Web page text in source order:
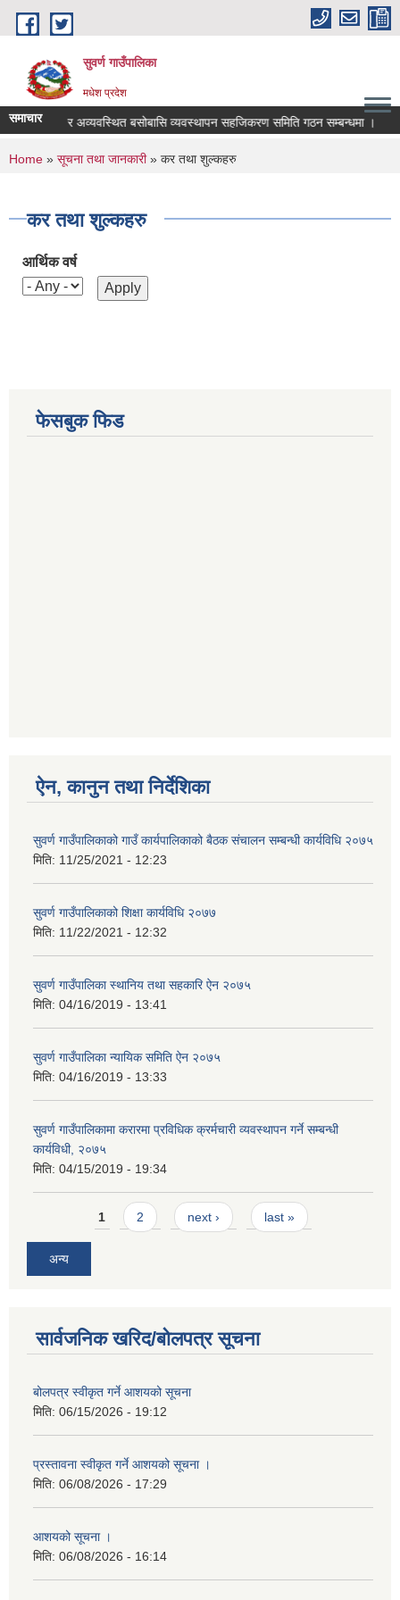
Skip to main content
सुवर्ण गाउँपालिका
मधेश प्रदेश
समाचार
भुमिहिन र अव्यवस्थित बसोबासि व्यवस्थापन सहजिकरण समिति गठन सम्बन्धमा ।
You are here
Home » सूचना तथा जानकारी» कर तथा शुल्कहरु
कर तथा शुल्कहरु
आर्थिक वर्ष
फेसबुक फिड
ऐन, कानुन तथा निर्देशिका
सुवर्ण गाउँपालिकाको गाउँ कार्यपालिकाको बैठक संचालन सम्बन्धी कार्यविधि २०७५
मिति: 11/25/2021 - 12:23
सुवर्ण गाउँपालिकाको शिक्षा कार्यविधि २०७७
मिति: 11/22/2021 - 12:32
सुवर्ण गाउँपालिका स्थानिय तथा सहकारि ऐन २०७५
मिति: 04/16/2019 - 13:41
सुवर्ण गाउँपालिका न्यायिक समिति ऐन २०७५
मिति: 04/16/2019 - 13:33
सुवर्ण गाउँपालिकामा करारमा प्रविधिक क्रर्मचारी व्यवस्थापन गर्ने सम्बन्धी
कार्यविधी, २०७५
मिति: 04/15/2019 - 19:34
Pages1 2 next › last »
अन्य
सार्वजनिक खरिद/बोलपत्र सूचना
बोलपत्र स्वीकृत गर्ने आशयको सूचना
मिति: 06/15/2026 - 19:12
प्रस्तावना स्वीकृत गर्ने आशयको सूचना ।
मिति: 06/08/2026 - 17:29
आशयको सूचना ।
मिति: 06/08/2026 - 16:14